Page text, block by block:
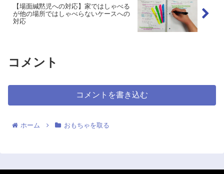
【場面緘黙児への対応】家ではしゃべる
が他の場所ではしゃべらないケースへの
対応
コメント
コメントを書き込む
ホーム おもちゃを取る